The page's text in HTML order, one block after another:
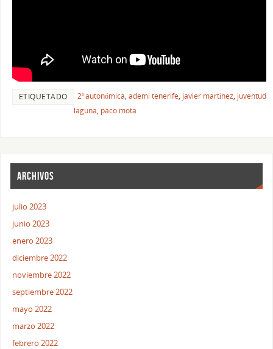
ETIQUETADO 2ª autonómica, ademi tenerife, javier martínez, juventud
laguna, paco mota
ARCHIVOS
julio 2023
junio 2023
enero 2023
diciembre 2022
noviembre 2022
septiembre 2022
mayo 2022
marzo 2022
febrero 2022